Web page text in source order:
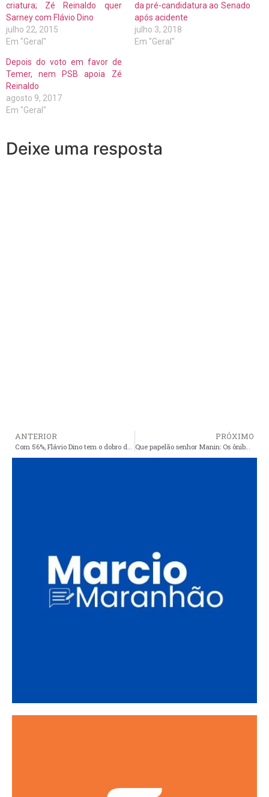
criatura; Zé Reinaldo quer
Sarney com Flávio Dino
julho 22, 2015
Em "Geral"
da pré-candidatura ao Senado
após acidente
julho 3, 2018
Em "Geral"
Depois do voto em favor de
Temer, nem PSB apoia Zé
Reinaldo
agosto 9, 2017
Em "Geral"
Deixe uma resposta
ANTERIOR
Com 56%, Flávio Dino tem o dobro das intenções de voto de Edinho Lobão, aponta Exata
PRÓXIMO
Que papelão senhor Manin: Os ônibus não são da prefeita e nem da prefeitura